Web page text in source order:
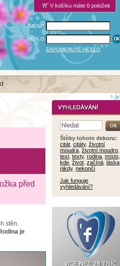
V košíku máte 0 položek
JMÉNO:
HESLO:
ZAPOMENUTÉ HESLO
před
stěn.
je
Štítky tohoto dekoru:
citát citáty, životní
moudra životní moudro
text texty, rodina místo
kde život začíná láska
nikdy, nekončí
Jak funguje
vyhledávání?